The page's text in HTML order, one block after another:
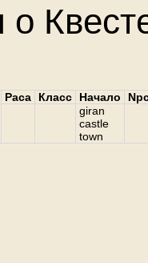
Раса Класс Начало
giran
castle
town